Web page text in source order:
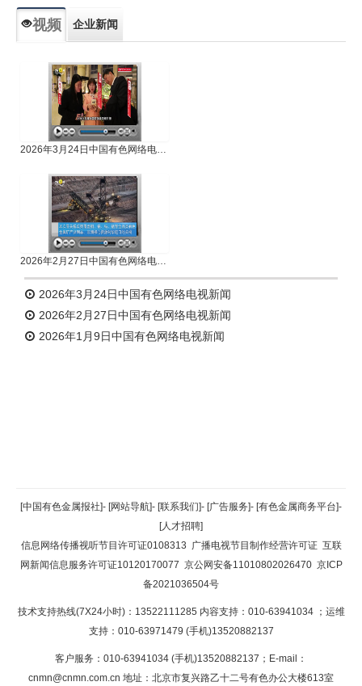
视频 企业新闻
2026年3月24日中国有色网络电视新闻
2026年2月27日中国有色网络电视新闻
2026年3月24日中国有色网络电视新闻
2026年2月27日中国有色网络电视新闻
2026年1月9日中国有色网络电视新闻
返回顶部
返回首页
[中国有色金属报社]- [网站导航]- [联系我们]- [广告服务]- [有色金属商务平台]-
[人才招聘]
信息网络传播视听节目许可证0108313 广播电视节目制作经营许可证 互联
网新闻信息服务许可证10120170077 京公网安备11010802026470 京ICP
备2021036504号
技术支持热线(7X24小时)：13522111285 内容支持：010-63941034 ；运维
支持：010-63971479 (手机)13520882137
客户服务：010-63941034 (手机)13520882137；E-mail：
cnmn@cnmn.com.cn 地址：北京市复兴路乙十二号有色办公大楼613室